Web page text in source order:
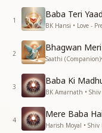
कभी मुरली सुनाते तो
तो लाल अक्षरोंसे लिखते
घड़ी वो आज भी भूले नहीं
घड़ी वो आज भी भूले
मेरे बाबा तुम्हारी याद
मेरे बाबा तुम्हारी याद बहुत
नयनों में प्रेम के मोती भी
मेरे बाबा तुम्हारी याद
मेरे बाबा तुम्हारी याद
1
Baba Teri
BK Hansi • Love -
2
Bhagwan
Saathi (Companion)•
3
BK Amarnath • Shiv
4
Mere Baba
Harish Moyal • Shiv